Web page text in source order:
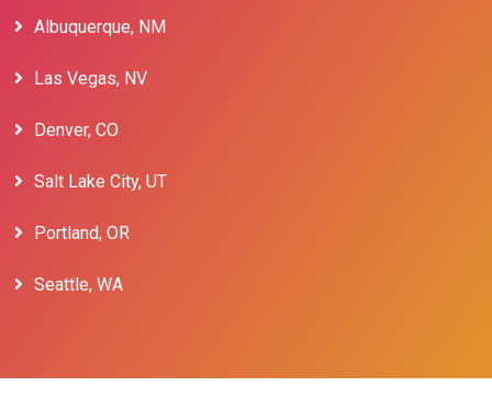
Albuquerque, NM
Las Vegas, NV
Denver, CO
Salt Lake City, UT
Portland, OR
Seattle, WA